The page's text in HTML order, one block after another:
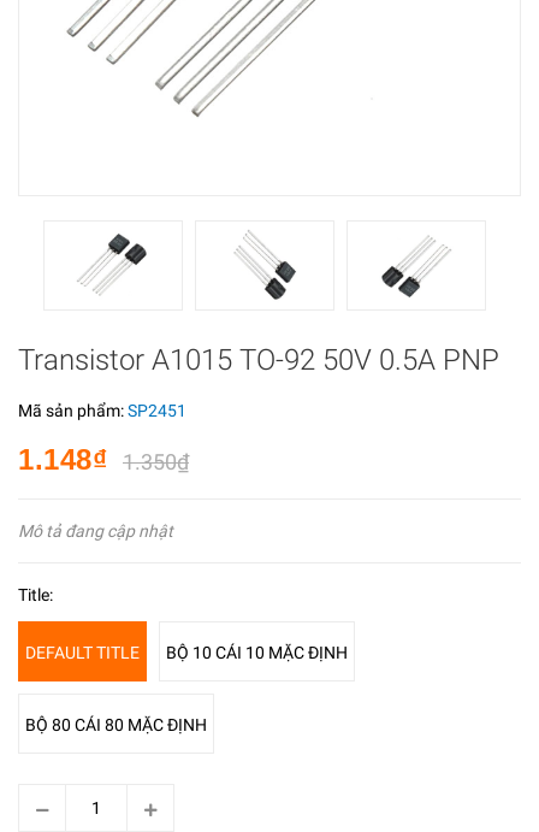
Transistor A1015 TO-92 50V 0.5A PNP
Mã sản phẩm:SP2451
1.148₫ 1.350₫
Mô tả đang cập nhật
Title:
DEFAULT TITLE BỘ 10 CÁI 10 MẶC ĐỊNH
BỘ 80 CÁI 80 MẶC ĐỊNH